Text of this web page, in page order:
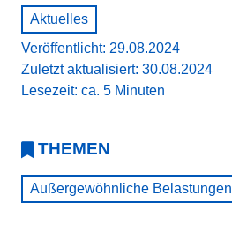
Aktuelles
Veröffentlicht: 29.08.2024
Zuletzt aktualisiert: 30.08.2024
Lesezeit: ca. 5 Minuten
THEMEN
Außergewöhnliche Belastungen